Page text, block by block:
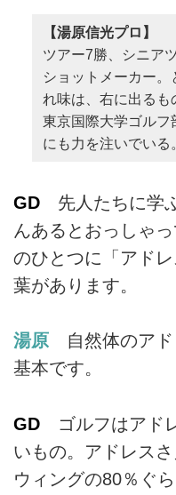
【湯原信光プロ】
ツアー7勝、シニア
ショットメーカー
れ味は、右に出る
東京国際大学ゴルフ
にも力を注いでいる
GD 先人たちに学
んあるとおっしゃ
のひとつに「アド
葉があります。
湯原 自然体のアド
基本です。
GD ゴルフはアド
いもの。アドレス
ウィングの80％ぐ